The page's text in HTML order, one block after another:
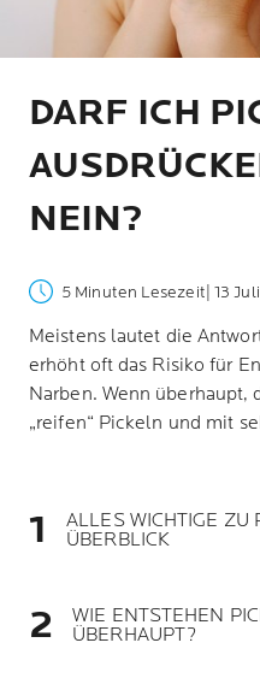
DARF ICH
NEIN?
5 Minuten Lesezeit | 13
Meistens lautet die
erhöht oft das Risiko für
Narben. Wenn
„reifen“ Pickeln und mit
ALLES WICHTIGE ZU
ÜBERBLICK
WIE ENTSTEHEN
ÜBERHAUPT?